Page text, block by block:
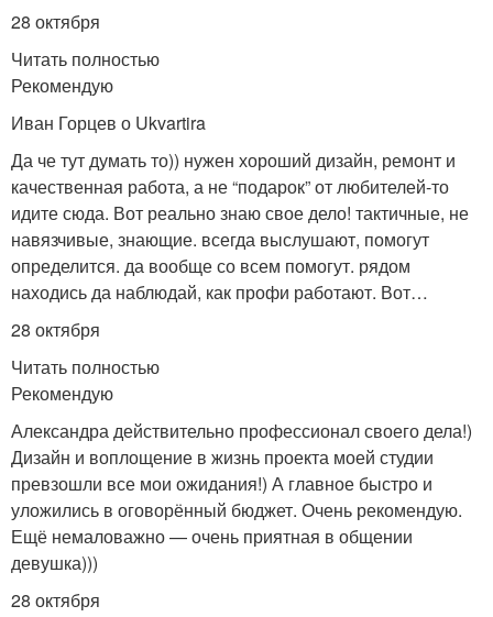
28 октября
Читать полностью
Рекомендую
Иван Горцев о Ukvartira
Да че тут думать то)) нужен хороший дизайн, ремонт и
качественная работа, а не “подарок” от любителей-то
идите сюда. Вот реально знаю свое дело! тактичные, не
навязчивые, знающие. всегда выслушают, помогут
определится. да вообще со всем помогут. рядом
находись да наблюдай, как профи работают. Вот…
28 октября
Читать полностью
Рекомендую
Александра действительно профессионал своего дела!)
Дизайн и воплощение в жизнь проекта моей студии
превзошли все мои ожидания!) А главное быстро и
уложились в оговорённый бюджет. Очень рекомендую.
Ещё немаловажно — очень приятная в общении
девушка)))
28 октября